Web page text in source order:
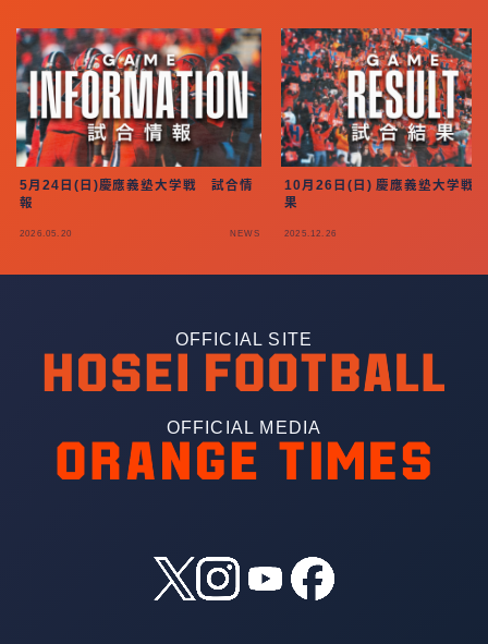
5月24日(日)慶應義塾大学戦 試合情
報
2026.05.20 NEWS
10月26日(日) 慶應義塾大学戦
果
2025.12.26
OFFICIAL SITE
OFFICIAL MEDIA